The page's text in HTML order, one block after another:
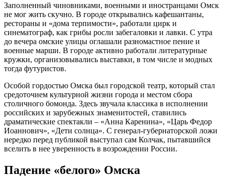
Заполненный чиновниками, военными и иностранцами Омск
не мог жить скучно. В городе открывались кафешантаны,
рестораны и «дома терпимости», работали цирк и
синематограф, как грибы росли забегаловки и лавки. С утра
до вечера омские улицы оглашали разномастное пение и
военные марши. В городе активно работали литературные
кружки, организовывались выставки, в том числе и модных
тогда футуристов.
Особой гордостью Омска был городской театр, который стал
средоточием культурной жизни города и местом сбора
столичного бомонда. Здесь звучала классика в исполнении
российских и зарубежных знаменитостей, ставились
драматические спектакли – «Анна Каренина», «Царь Федор
Иоаннович», «Дети солнца». С генерал-губернаторской ложи
нередко перед публикой выступал сам Колчак, пытавшийся
вселить в нее уверенность в возрождении России.
Падение «белого» Омска